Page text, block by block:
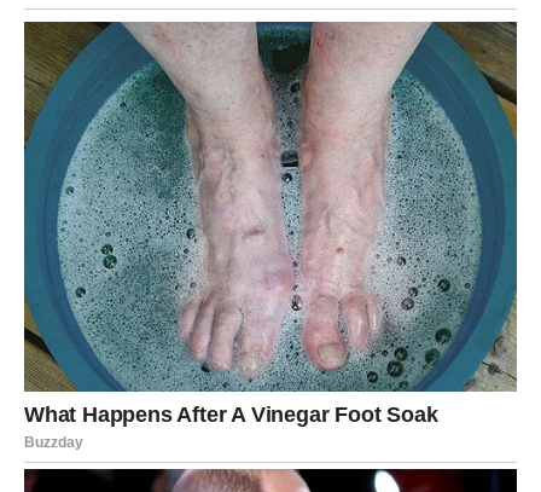
način. Poslovni uspjesi, finansijska sigurnost, lijepe
promjene u ljubavi i ostvarenje važnih planova obilježiće
dane koji su pred vama.
Vjerujte svojim sposobnostima, budite otvoreni za nove
prilike i ne dozvolite da vas prošla iskustva zaustave.
Pred vama je razdoblje koje može promijeniti vaš život na
najljepši mogući način.
Sada je vrijeme da hrabro zakoračite kroz vrata sreće
koja vam je sudbina širom otvorila.